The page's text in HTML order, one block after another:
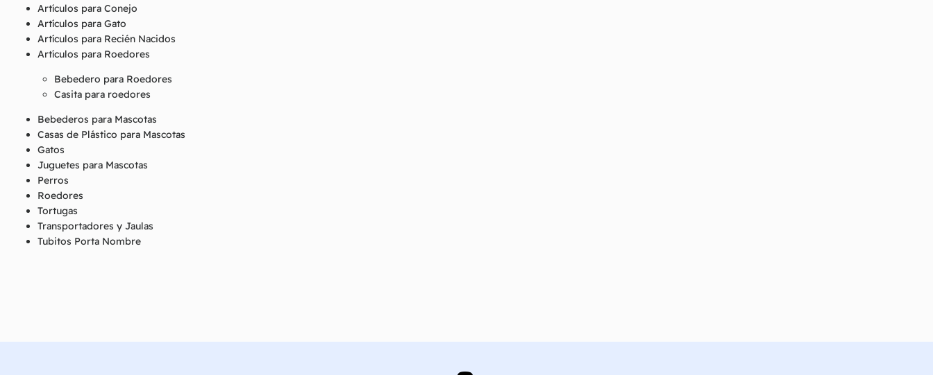
Artículos para Conejo
Artículos para Gato
Artículos para Recién Nacidos
Artículos para Roedores
Bebedero para Roedores
Casita para roedores
Bebederos para Mascotas
Casas de Plástico para Mascotas
Gatos
Juguetes para Mascotas
Perros
Roedores
Tortugas
Transportadores y Jaulas
Tubitos Porta Nombre